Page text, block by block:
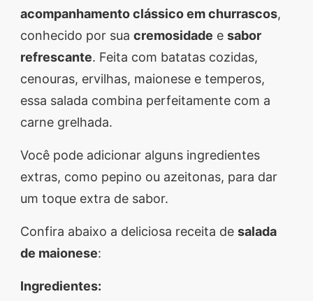
acompanhamento clássico em churrascos,
conhecido por sua cremosidade e sabor
refrescante. Feita com batatas cozidas,
cenouras, ervilhas, maionese e temperos,
essa salada combina perfeitamente com a
carne grelhada.
Você pode adicionar alguns ingredientes
extras, como pepino ou azeitonas, para dar
um toque extra de sabor.
Confira abaixo a deliciosa receita de salada
de maionese:
Ingredientes: